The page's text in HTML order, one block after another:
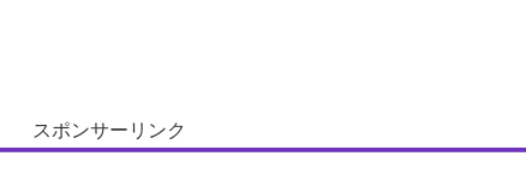
スポンサーリンク